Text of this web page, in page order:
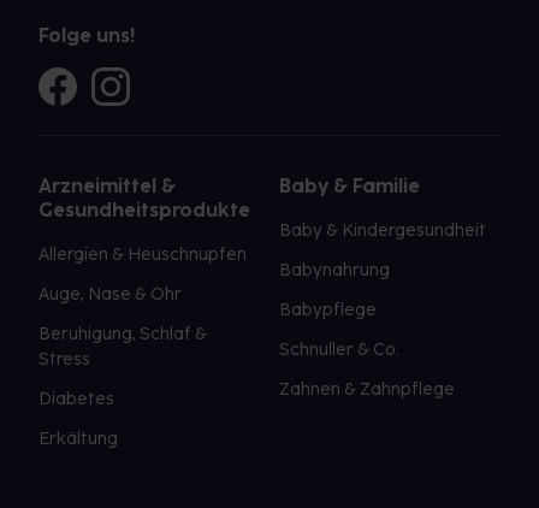
Folge uns!
Arzneimittel &
Gesundheitsprodukte
Allergien & Heuschnupfen
Auge, Nase & Ohr
Beruhigung, Schlaf &
Stress
Diabetes
Erkältung
Baby & Familie
Baby & Kindergesundheit
Babynahrung
Babypflege
Schnuller & Co.
Zahnen & Zahnpflege